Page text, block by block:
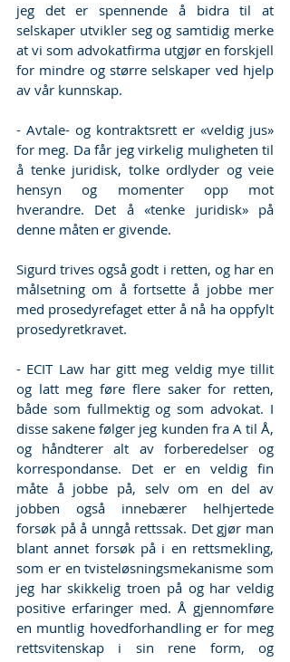
jeg det er spennende å bidra til at
selskaper utvikler seg og samtidig merke
at vi som advokatfirma utgjør en forskjell
for mindre og større selskaper ved hjelp
av vår kunnskap.
- Avtale- og kontraktsrett er «veldig jus»
for meg. Da får jeg virkelig muligheten til
å tenke juridisk, tolke ordlyder og veie
hensyn og momenter opp mot
hverandre. Det å «tenke juridisk» på
denne måten er givende.
Sigurd trives også godt i retten, og har en
målsetning om å fortsette å jobbe mer
med prosedyrefaget etter å nå ha oppfylt
prosedyretkravet.
- ECIT Law har gitt meg veldig mye tillit
og latt meg føre flere saker for retten,
både som fullmektig og som advokat. I
disse sakene følger jeg kunden fra A til Å,
og håndterer alt av forberedelser og
korrespondanse. Det er en veldig fin
måte å jobbe på, selv om en del av
jobben også innebærer helhjertede
forsøk på å unngå rettssak. Det gjør man
blant annet forsøk på i en rettsmekling,
som er en tvisteløsningsmekanisme som
jeg har skikkelig troen på og har veldig
positive erfaringer med. Å gjennomføre
en muntlig hovedforhandling er for meg
rettsvitenskap i sin rene form, og